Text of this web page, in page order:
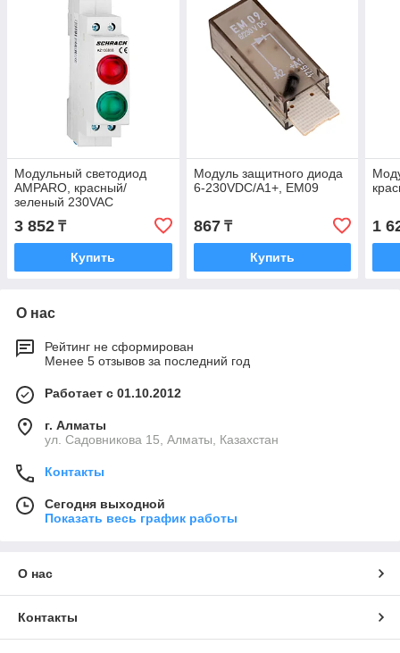
Модульный светодиод
AMPARO, красный/
зеленый 230VAC
3 852 ₸
Купить
Модуль защитного диода
6-230VDC/A1+, EM09
867₸
Купить
1
О нас
Рейтинг не сформирован
Менее 5 отзывов за последний год
Работает с 01.10.2012
г. Алматы
ул. Садовникова 15, Алматы, Казахстан
Контакты
Сегодня выходной
Показать весь график работы
О нас
Контакты